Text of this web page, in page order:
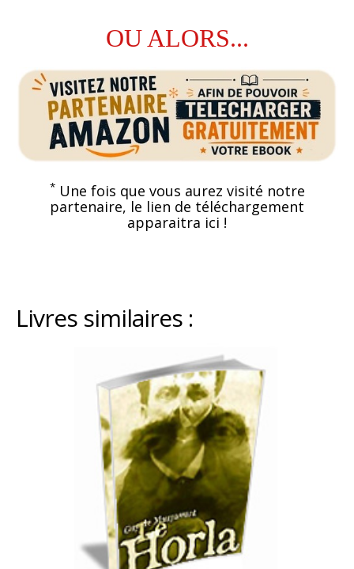
OU ALORS...
*Une fois que vous aurez visité notre
partenaire, le lien de téléchargement
apparaitra ici !
Livres similaires :